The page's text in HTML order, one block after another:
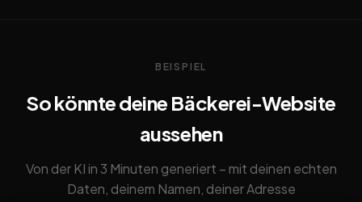
BEISPIEL
So könnte deine Bäckerei-Website
aussehen
Von der KI in 3 Minuten generiert – mit deinen echten
Daten, deinem Namen, deiner Adresse